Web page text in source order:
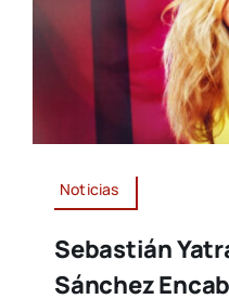
Noticias
Sebastián
Sánchez